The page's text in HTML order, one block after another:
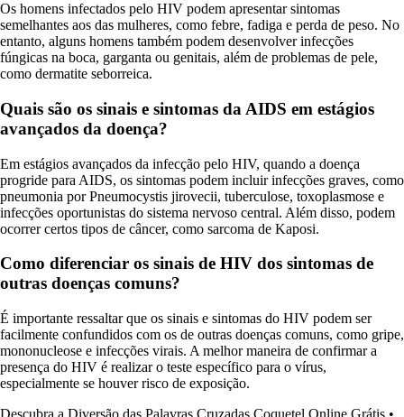
Os homens infectados pelo HIV podem apresentar sintomas
semelhantes aos das mulheres, como febre, fadiga e perda de peso. No
entanto, alguns homens também podem desenvolver infecções
fúngicas na boca, garganta ou genitais, além de problemas de pele,
como dermatite seborreica.
Quais são os sinais e sintomas da AIDS em estágios
avançados da doença?
Em estágios avançados da infecção pelo HIV, quando a doença
progride para AIDS, os sintomas podem incluir infecções graves, como
pneumonia por Pneumocystis jirovecii, tuberculose, toxoplasmose e
infecções oportunistas do sistema nervoso central. Além disso, podem
ocorrer certos tipos de câncer, como sarcoma de Kaposi.
Como diferenciar os sinais de HIV dos sintomas de
outras doenças comuns?
É importante ressaltar que os sinais e sintomas do HIV podem ser
facilmente confundidos com os de outras doenças comuns, como gripe,
mononucleose e infecções virais. A melhor maneira de confirmar a
presença do HIV é realizar o teste específico para o vírus,
especialmente se houver risco de exposição.